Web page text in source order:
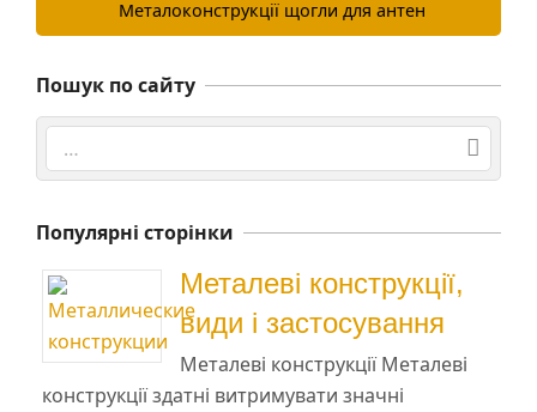
Металоконструкції щогли для антен
Пошук по сайту
Search
Популярні сторінки
Металеві конструкції,
види і застосування
Металеві конструкції Металеві
конструкції здатні витримувати значні